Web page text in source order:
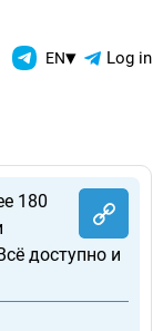
EN▾ Log in
180
доступно и